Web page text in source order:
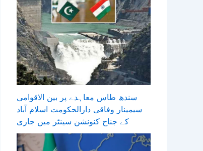
سندھ طاس معاہدے پر بین الاقوامی
سیمینار وفاقی دارالحکومت اسلام آباد
کے جناح کنونشن سینٹر میں جاری